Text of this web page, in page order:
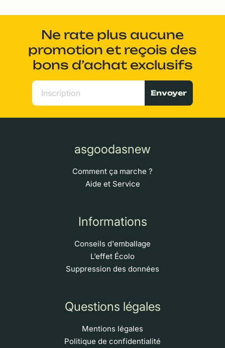
Ne rate plus aucune
promotion et reçois des
bons d’achat exclusifs
Envoyer
asgoodasnew
Comment ça marche ?
Aide et Service
Informations
Conseils d'emballage
L’effet Écolo
Suppression des données
Questions légales
Mentions légales
Politique de confidentialité